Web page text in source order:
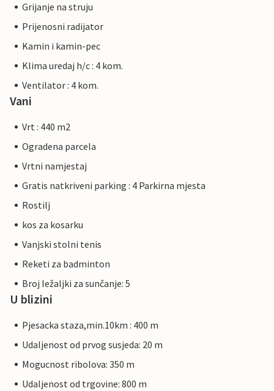
Grijanje na struju
Prijenosni radijator
Kamin i kamin-pec
Klima uredaj h/c : 4 kom.
Ventilator : 4 kom.
Vani
Vrt : 440 m2
Ogradena parcela
Vrtni namjestaj
Gratis natkriveni parking : 4 Parkirna mjesta
Rostilj
kos za kosarku
Vanjski stolni tenis
Reketi za badminton
Broj ležaljki za sunčanje: 5
U blizini
Pjesacka staza,min.10km : 400 m
Udaljenost od prvog susjeda: 20 m
Mogucnost ribolova: 350 m
Udaljenost od trgovine: 800 m